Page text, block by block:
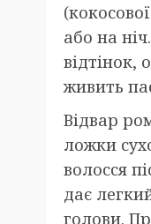
або на
відтінок,
живить
Відвар
ложки
волосся
дає
голови.